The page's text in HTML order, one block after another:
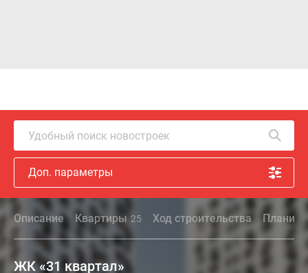
Удобный поиск новостроек
Доп. параметры
Описание Квартиры 25 Ход строительства
ЖК «31 квартал»